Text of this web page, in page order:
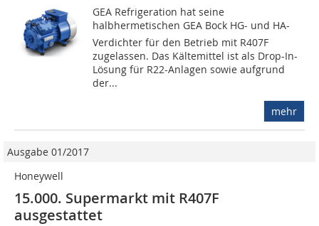
GEA Refrigeration hat seine
halbhermetischen GEA Bock HG- und HA-
Verdichter für den Betrieb mit R407F
zugelassen. Das Kältemittel ist als Drop-In-
Lösung für R22-Anlagen sowie aufgrund
der...
mehr
Ausgabe 01/2017
Honeywell
15.000. Supermarkt mit R407F
ausgestattet